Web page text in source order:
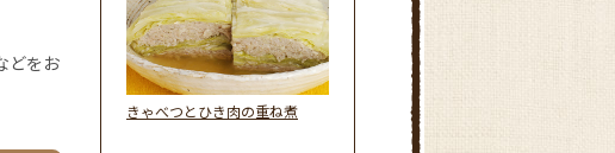
どをお
きゃべつとひき肉の重ね煮